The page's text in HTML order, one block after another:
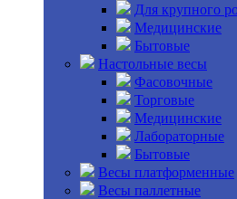
Для крупного
Медицинские
Бытовые
Настольные весы
Фасовочные
Торговые
Медицинские
Лабораторные
Бытовые
Весы платформенные
Весы паллетные